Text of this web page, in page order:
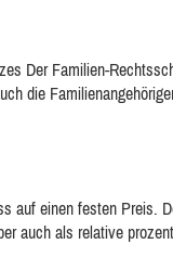
Der Familien-
die
auf einen festen Preis.
auch als relative